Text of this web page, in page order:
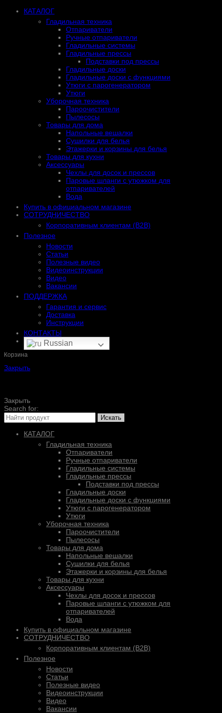
КАТАЛОГ
Гладильная техника
Отпариватели
Ручные отпариватели
Гладильные системы
Гладильные прессы
Подставки под прессы
Гладильные доски
Гладильные доски с функциями
Утюги с парогенератором
Утюги
Уборочная техника
Пароочистители
Пылесосы
Товары для дома
Напольные вешалки
Сушилки для белья
Этажерки и корзины для белья
Товары для кухни
Аксессуары
Чехлы для досок и прессов
Паровые шланги с утюжком для
отпаривателей
Вода
Купить в официальном магазине
СОТРУДНИЧЕСТВО
Корпоративным клиентам (B2B)
Полезное
Новости
Статьи
Полезные видео
Видеоинструкции
Видео
Вакансии
ПОДДЕРЖКА
Гарантия и сервис
Доставка
Инструкции
КОНТАКТЫ
Russian
Корзина
Закрыть
Закрыть
Search for:
Искать
КАТАЛОГ
Гладильная техника
Отпариватели
Ручные отпариватели
Гладильные системы
Гладильные прессы
Подставки под прессы
Гладильные доски
Гладильные доски с функциями
Утюги с парогенератором
Утюги
Уборочная техника
Пароочистители
Пылесосы
Товары для дома
Напольные вешалки
Сушилки для белья
Этажерки и корзины для белья
Товары для кухни
Аксессуары
Чехлы для досок и прессов
Паровые шланги с утюжком для
отпаривателей
Вода
Купить в официальном магазине
СОТРУДНИЧЕСТВО
Корпоративным клиентам (B2B)
Полезное
Новости
Статьи
Полезные видео
Видеоинструкции
Видео
Вакансии